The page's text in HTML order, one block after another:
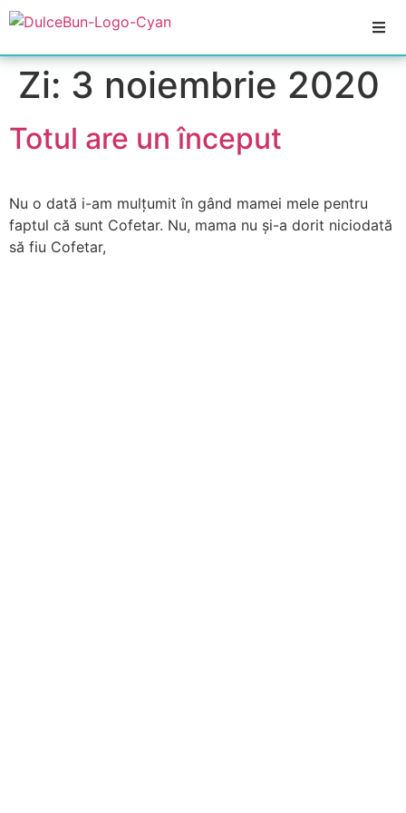
Zi: 3 noiembrie 2020
Totul are un început
Nu o dată i-am mulțumit în gând mamei mele pentru
faptul că sunt Cofetar. Nu, mama nu și-a dorit niciodată
să fiu Cofetar,